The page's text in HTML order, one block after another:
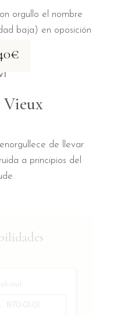
orgullo el nombre
baja) en oposición
de llevar
a principios del
out